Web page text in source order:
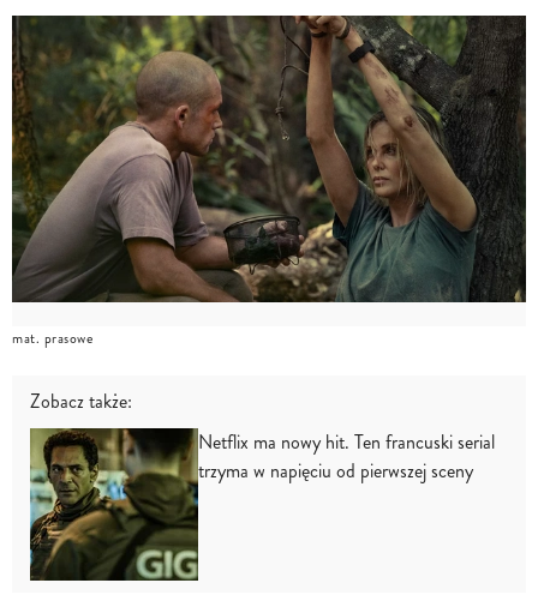
mat. prasowe
Zobacz także:
Netflix ma nowy hit. Ten francuski serial
trzyma w napięciu od pierwszej sceny